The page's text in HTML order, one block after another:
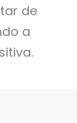
de
a